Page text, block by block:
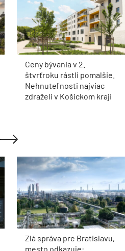
Ceny bývania v 2.
štvrťroku rástli pomalšie.
Nehnuteľnosti najviac
zdraželi v Košickom kraji
Zlá správa pre Bratislavu,
mesto odkazuje: